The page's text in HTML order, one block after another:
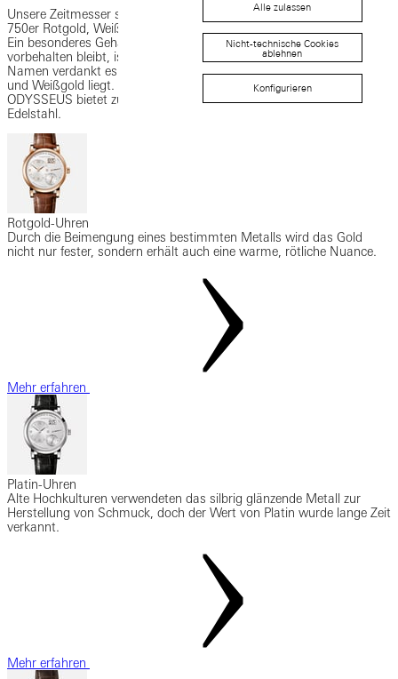
Unsere Zeitmesser sind zum überwiegenden Teil mit Gehäusen aus
750er Rotgold, Weißgold, Gelbgold oder 950er Platin ausgestattet.
Ein besonderes Gehäusematerial, das wenigen limitierten Modellen
vorbehalten bleibt, ist das Lange-exklusive HONEYGOLD®. Seinen
Namen verdankt es dem warmen Farbton, der zwischen 750er Rot-
und Weißgold liegt. Unsere sportlich-elegante Uhrenfamilie
ODYSSEUS bietet zudem wasserdichte Gehäuse aus Titan und
Edelstahl.
Rotgold-Uhren
Durch die Beimengung eines bestimmten Metalls wird das Gold
nicht nur fester, sondern erhält auch eine warme, rötliche Nuance.
Mehr erfahren
Platin-Uhren
Alte Hochkulturen verwendeten das silbrig glänzende Metall zur
Herstellung von Schmuck, doch der Wert von Platin wurde lange Zeit
verkannt.
Mehr erfahren
Alle zulassen
Nicht-technische Cookies
ablehnen
Konfigurieren